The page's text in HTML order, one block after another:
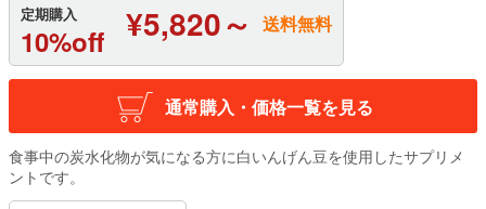
定期購入
10%off ¥5,820～ 送料無料
通常購入・価格一覧を見る
食事中の炭水化物が気になる方に白いんげん豆を使用したサプリメ
ントです。